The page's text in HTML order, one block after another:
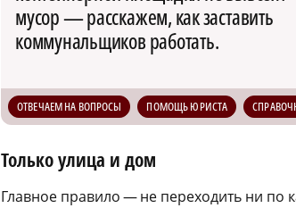
мусор — расскажем, как заставить
коммунальщиков работать.
ОТВЕЧАЕМ НА ВОПРОСЫ ПОМОЩЬ ЮРИСТА
Только улица и дом
Главное правило — не переходить ни по